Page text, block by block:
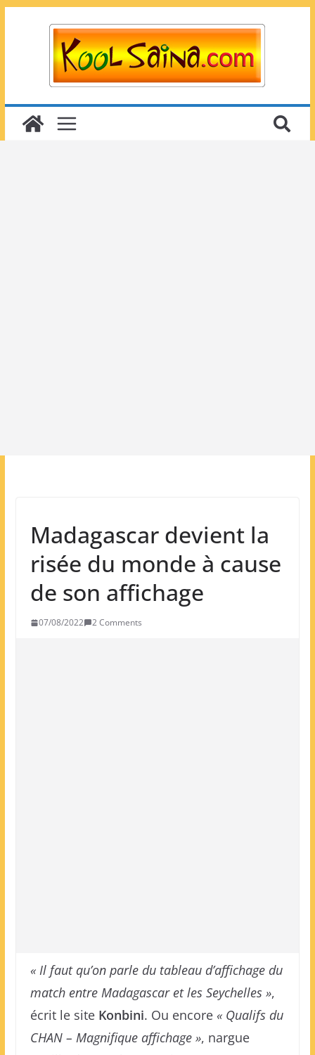
Madagascar devient la
risée du monde à cause
de son affichage
07/08/2022 2 Comments
« Il faut qu’on parle du tableau d’affichage du
match entre Madagascar et les Seychelles »,
écrit le site Konbini. Ou encore « Qualifs du
CHAN – Magnifique affichage », nargue